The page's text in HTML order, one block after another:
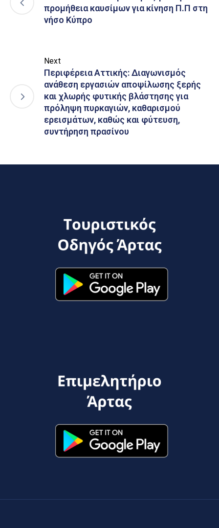
προμήθεια καυσίμων για κίνηση Π.Π στη
νήσο Κύπρο
Next
Περιφέρεια Αττικής: Διαγωνισμός
ανάθεση εργασιών αποψίλωσης ξερής
και χλωρής φυτικής βλάστησης για
πρόληψη πυρκαγιών, καθαρισμού
ερεισμάτων, καθώς και φύτευση,
συντήρηση πρασίνου